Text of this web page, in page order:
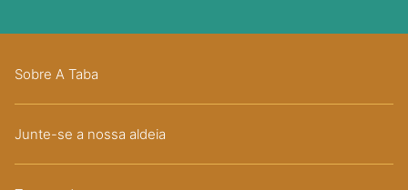
Sobre A Taba
Junte-se a nossa aldeia